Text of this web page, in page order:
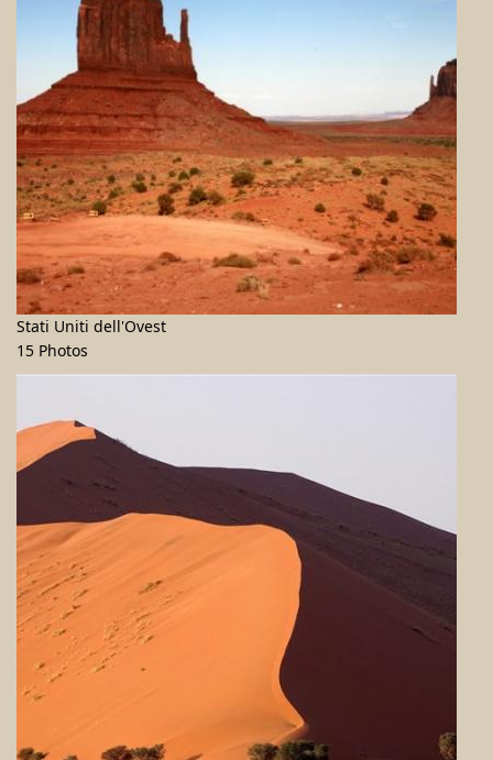
Stati Uniti dell'Ovest
15 Photos